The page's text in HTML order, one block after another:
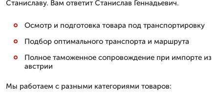
Станиславу. Вам ответит Станислав Геннадьевич.
Осмотр и подготовка товара под транспортировку
Подбор оптимального транспорта и маршрута
Полное таможенное сопровождение при импорте из
австрии
Мы работаем с разными категориями товаров: